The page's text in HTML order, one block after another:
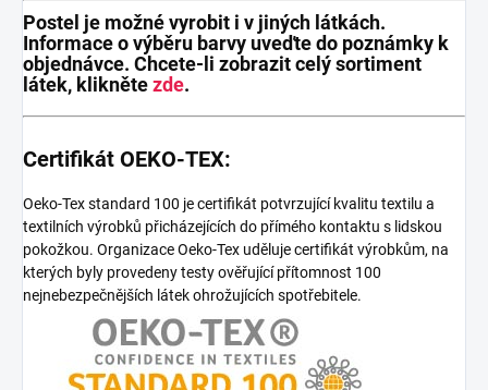
Postel je možné vyrobit i v jiných látkách.
Informace o výběru barvy uveďte do poznámky k
objednávce. Chcete-li zobrazit celý sortiment
látek, kliknětezde.
Certifikát OEKO-TEX:
Oeko-Tex standard 100 je certifikát potvrzující kvalitu textilu a
textilních výrobků přicházejících do přímého kontaktu s lidskou
pokožkou. Organizace Oeko-Tex uděluje certifikát výrobkům, na
kterých byly provedeny testy ověřující přítomnost 100
nejnebezpečnějších látek ohrožujících spotřebitele.